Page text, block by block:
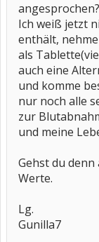
angesprochen?
Ich weiß jetzt
enthält,
als
auch eine
und komme
nur noch alle
zur
und meine
Gehst du
Werte.
Lg.
Gunilla7